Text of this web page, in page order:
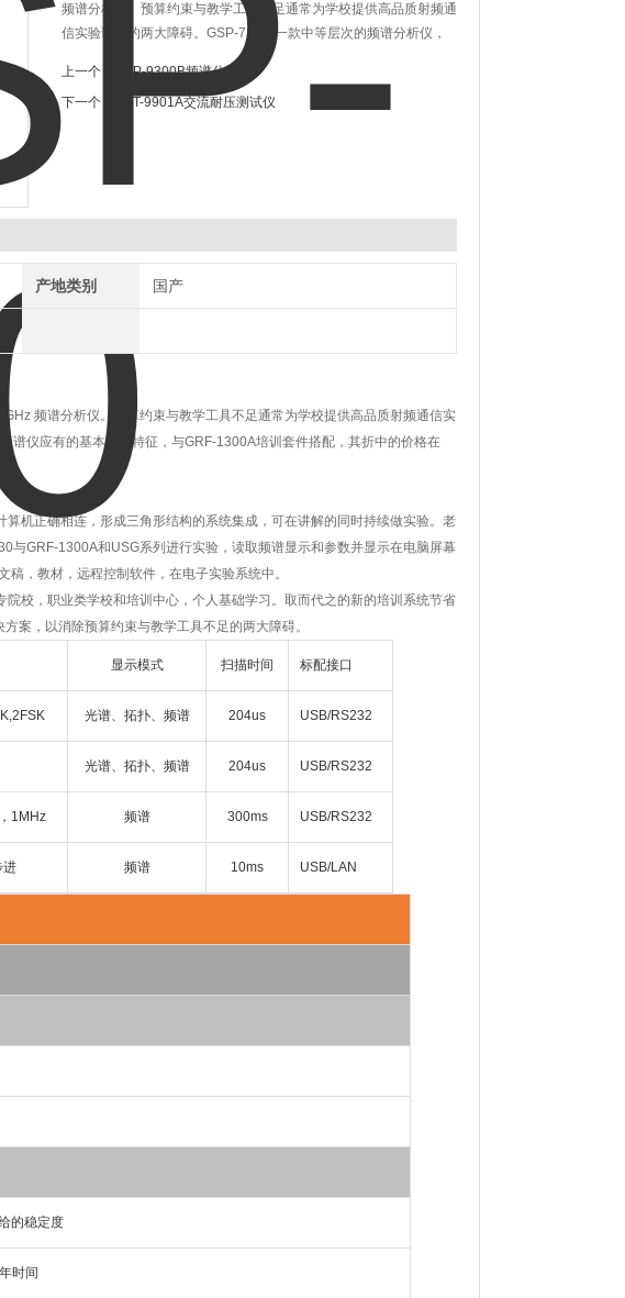
频谱分析仪。预算约束与教学工具不足通常为学校提供高品质射频通
信实验课程的两大障碍。GSP-730是一款中等层次的频谱分析仪，
提供所有频谱仪应有的基本功能特征，与GRF-1300A培训套件搭
配，其折中的价格在3GHz射频通信实验课程领域具有一定的地位。
上一个：
GSP-9300B频谱分析仪
下一个：
GPT-9901A交流耐压测试仪
产地类别 国产
频谱分析仪。预算约束与教学工具不足通常为学校提供高品质射频通信实
谱仪应有的基本功能特征，与GRF-1300A培训套件搭配，其折中的价格在
机正确相连，形成三角形结构的系统集成，可在讲解的同时持续做实验。老
与GRF-1300A和USG系列进行实验，读取频谱显示和参数并显示在电脑屏幕
，教材，远程控制软件，在电子实验系统中。
校，职业类学校和培训中心，个人基础学习。取而代之的新的培训系统节省
案，以消除预算约束与教学工具不足的两大障碍。
显示模式 扫描时间 标配接口
光谱、拓扑、频谱 204us USB/RS232
光谱、拓扑、频谱 204us USB/RS232
1MHz 频谱 300ms USB/RS232
进 频谱 10ms USB/LAN
的稳定度
时间